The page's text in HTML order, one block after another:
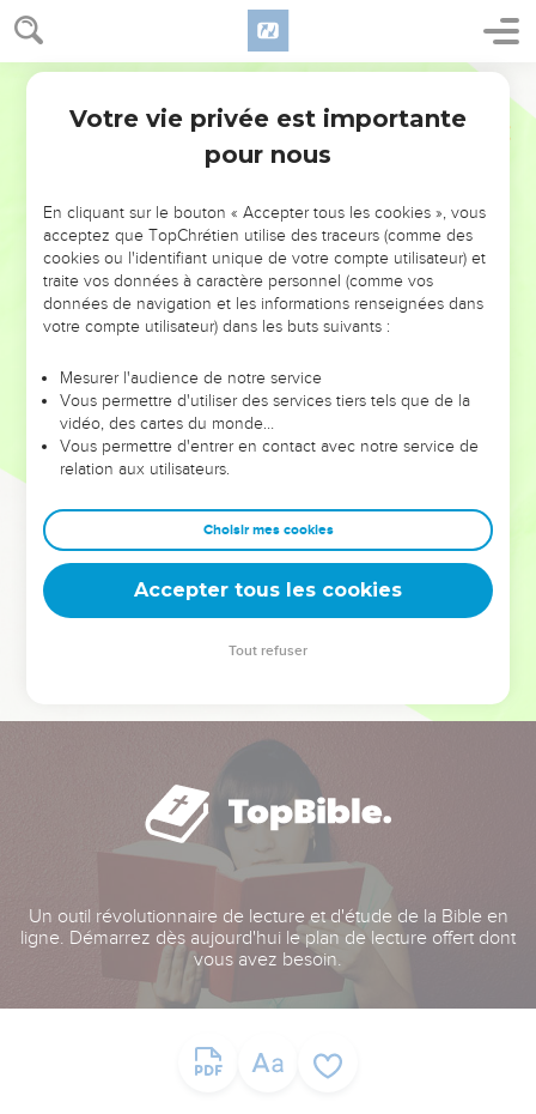
NE MANQUEZ PAS L’ÉVÉNEMENT
DE L’ANNÉE !
ET SI LEURS ERREURS POUVAIENT VOUS ÉVITER LES
VOTRES ?
leur foi ou leur vision. Mais on voit moins les doutes, les erreurs
et les saisons difficiles qu'ils ont traversés, alors même que ce
sont elles qui les ont façonnés.
Dans cette conférence, leaders, entrepreneurs, et responsables
clés pour avancer avec plus de sagesse afin que leurs erreurs
deviennent vos tremplins. Que vous guidiez un ministère, une
équipe, un groupe ou une famille, leur expérience est faite
Un outil révolutionnaire de lecture et d'étude de la Bible en
ligne. Démarrez dès aujourd'hui le plan de lecture offert dont
vous avez besoin.
Votre vie privée est importante
pour nous
En cliquant sur le bouton « Accepter tous les cookies », vous
acceptez que TopChrétien utilise des traceurs (comme des
cookies ou l'identifiant unique de votre compte utilisateur) et
traite vos données à caractère personnel (comme vos
données de navigation et les informations renseignées dans
votre compte utilisateur) dans les buts suivants :
Mesurer l'audience de notre service
Vous permettre d'utiliser des services tiers tels que de la
vidéo, des cartes du monde…
Vous permettre d'entrer en contact avec notre service de
relation aux utilisateurs.
Choisir mes cookies
Accepter tous les cookies
Tout refuser